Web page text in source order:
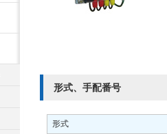
形式、手配番号
形式